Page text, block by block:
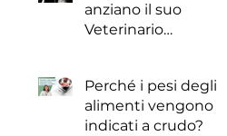
anziano il suo
Veterinario
Perché i pesi degli
alimenti vengono
indicati a crudo?